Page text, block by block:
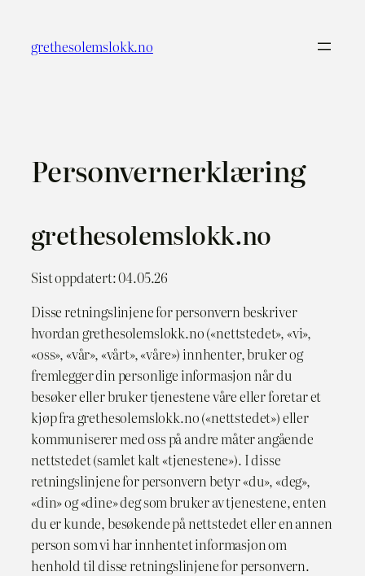
innhold
grethesolemslokk.no
Personvernerklæring
grethesolemslokk.no
Sist oppdatert: 04.05.26
Disse retningslinjene for personvern beskriver
hvordan grethesolemslokk.no («nettstedet», «vi»,
«oss», «vår», «vårt», «våre») innhenter, bruker og
fremlegger din personlige informasjon når du
besøker eller bruker tjenestene våre eller foretar et
kjøp fra grethesolemslokk.no («nettstedet») eller
kommuniserer med oss på andre måter angående
nettstedet (samlet kalt «tjenestene»). I disse
retningslinjene for personvern betyr «du», «deg»,
«din» og «dine» deg som bruker av tjenestene, enten
du er kunde, besøkende på nettstedet eller en annen
person som vi har innhentet informasjon om
henhold til disse retningslinjene for personvern.